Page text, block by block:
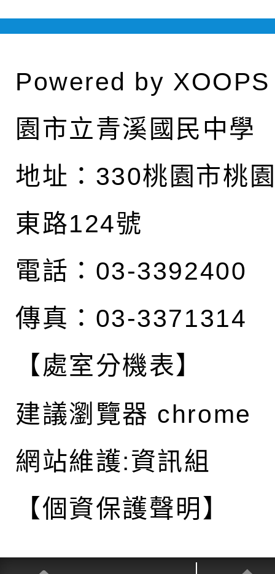
Powered by XOOPS
園市立青溪國民中學
地址： 330桃園市桃
東路124號
電話：03-3392400
傳真：03-3371314
【處室分機表】
建議瀏覽器 chrome
網站維護:資訊組
【個資保護聲明】